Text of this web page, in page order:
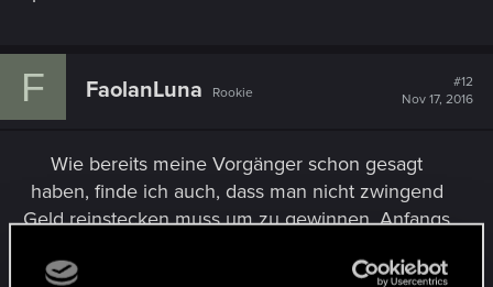
F FaolanLuna Rookie
#12
Nov 17, 2016
Wie bereits meine Vorgänger schon gesagt
haben, finde ich auch, dass man nicht zwingend
Geld reinstecken muss um zu gewinnen. Anfangs
man Geld bezahlen soll, da ja, soweit ich weiß,